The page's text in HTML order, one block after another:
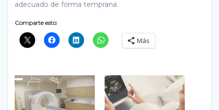
adecuado de forma temprana.
Comparte esto:
Más